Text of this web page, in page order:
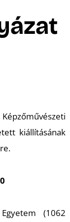
kiállításának
(1062